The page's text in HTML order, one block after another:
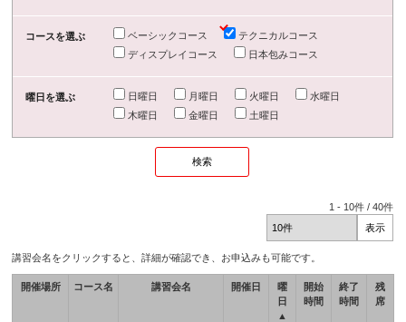
コースを選ぶ ベーシックコース
テクニカルコース
ディスプレイコース
日本包みコース
曜日を選ぶ 日曜日 月曜日 火曜日
水曜日
木曜日
金曜日 土曜日
1 - 10件 /40件
講習会名をクリックすると、詳細が確認でき、お申込みも可能です。
開催場所 コース名 講習会名 開催日
曜
日
▲
開始
時間
終了
時間
残
席